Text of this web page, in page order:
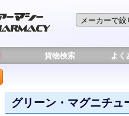
貨物検索 よく
グリーン・マグニチュ